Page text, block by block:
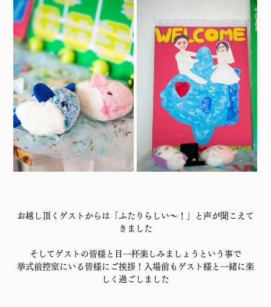
お越し頂くゲストからは「ふたりらしい～！」と声が聞こえて
きました
そしてゲストの皆様と目一杯楽しみましょうという事で
挙式前控室にいる皆様にご挨拶！入場前もゲスト様と一緒に楽
しく過ごしました